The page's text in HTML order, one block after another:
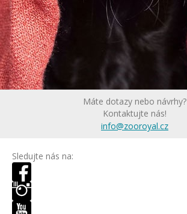
Máte dotazy nebo návrhy?
Kontaktujte nás!
info@zooroyal.cz
Sledujte nás na: